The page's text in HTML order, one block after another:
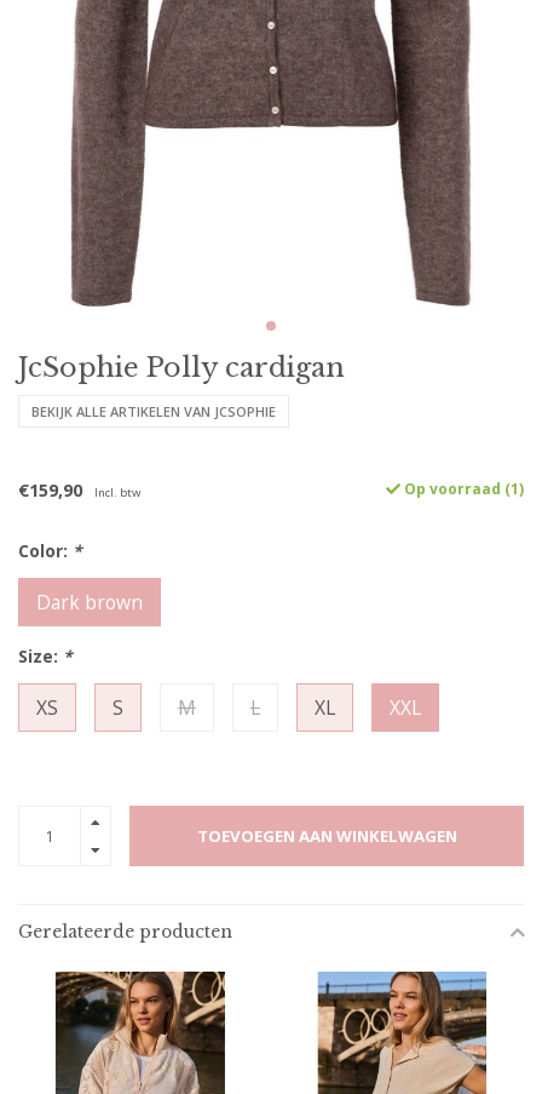
JcSophie Polly cardigan
BEKIJK ALLE ARTIKELEN VAN JCSOPHIE
€159,90 Incl. btw Op voorraad (1)
Color: *
Dark brown
Size: *
XS S M L XL XXL
TOEVOEGEN AAN WINKELWAGEN
Gerelateerde producten